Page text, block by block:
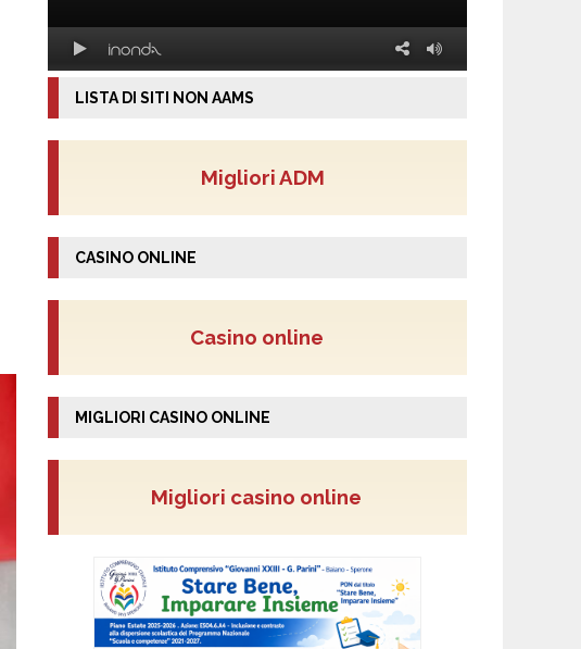
LISTA DI SITI NON AAMS
Migliori ADM
CASINO ONLINE
Casino online
MIGLIORI CASINO ONLINE
Migliori casino online